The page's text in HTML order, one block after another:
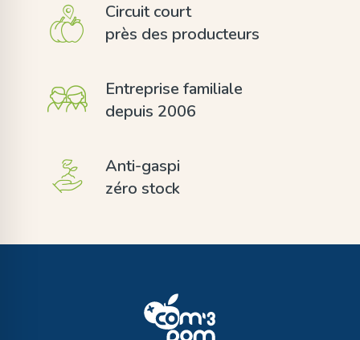
Circuit court
près des producteurs
Entreprise familiale
depuis 2006
Anti-gaspi
zéro stock